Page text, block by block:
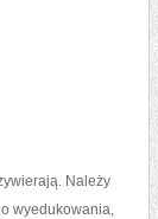
Należy
wyedukowania,